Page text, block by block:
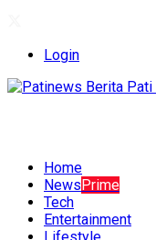
Login
Home
NewsPrime
Tech
Entertainment